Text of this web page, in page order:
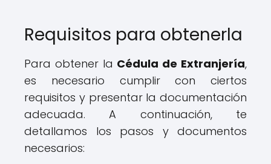
Requisitos para obtenerla
Para obtener la Cédula de Extranjería,
es necesario cumplir con ciertos
requisitos y presentar la documentación
adecuada. A continuación, te
detallamos los pasos y documentos
necesarios: